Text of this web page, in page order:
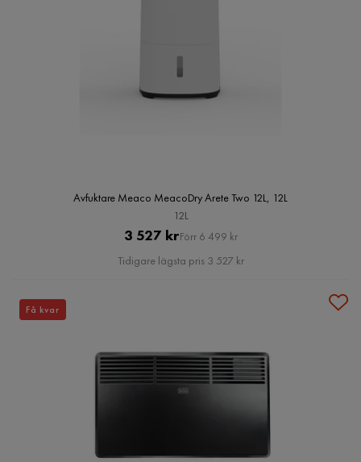
Avfuktare Meaco MeacoDry Arete Two 12L, 12L
12L
Pris
3 527 krOriginal
Pris
Förr 6 499 kr
Tidigare lägsta pris 3 527 kr
Få kvar